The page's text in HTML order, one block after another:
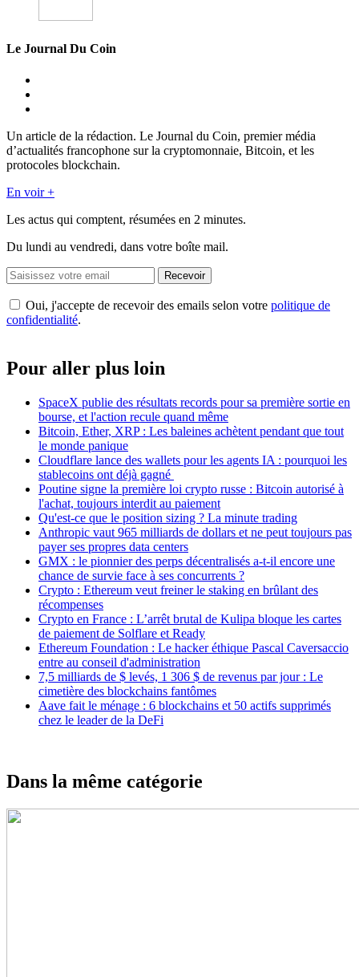
Le Journal Du Coin
Un article de la rédaction. Le Journal du Coin, premier média
d’actualités francophone sur la cryptomonnaie, Bitcoin, et les
protocoles blockchain.
En voir +
Les actus qui comptent, résumées en 2 minutes.
Du lundi au vendredi, dans votre boîte mail.
Recevoir
Oui, j'accepte de recevoir des emails selon votre politique de
confidentialité.
Pour aller plus loin
SpaceX publie des résultats records pour sa première sortie en
bourse, et l'action recule quand même
Bitcoin, Ether, XRP : Les baleines achètent pendant que tout
le monde panique
Cloudflare lance des wallets pour les agents IA : pourquoi les
stablecoins ont déjà gagné
Poutine signe la première loi crypto russe : Bitcoin autorisé à
l'achat, toujours interdit au paiement
Qu'est-ce que le position sizing ? La minute trading
Anthropic vaut 965 milliards de dollars et ne peut toujours pas
payer ses propres data centers
GMX : le pionnier des perps décentralisés a-t-il encore une
chance de survie face à ses concurrents ?
Crypto : Ethereum veut freiner le staking en brûlant des
récompenses
Crypto en France : L’arrêt brutal de Kulipa bloque les cartes
de paiement de Solflare et Ready
Ethereum Foundation : Le hacker éthique Pascal Caversaccio
entre au conseil d'administration
7,5 milliards de $ levés, 1 306 $ de revenus par jour : Le
cimetière des blockchains fantômes
Aave fait le ménage : 6 blockchains et 50 actifs supprimés
chez le leader de la DeFi
Dans la même catégorie